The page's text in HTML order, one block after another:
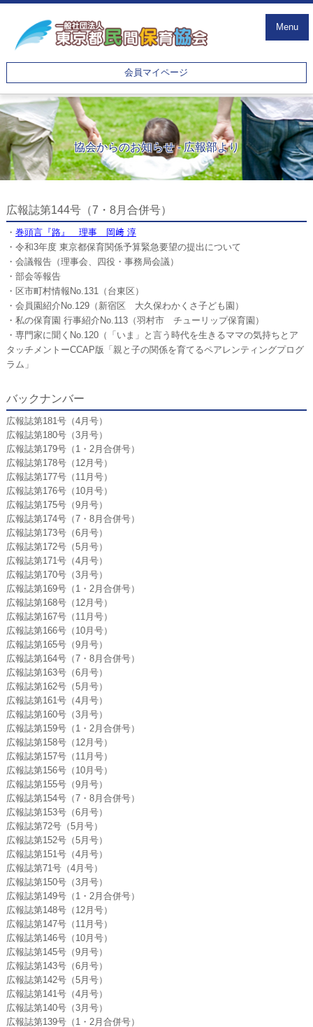
会員マイページ
Menu
協会からのお知らせ - 広報部より
広報誌第144号（7・8月合併号）
・ 巻頭言『路』 理事 岡﨑 淳
・令和3年度 東京都保育関係予算緊急要望の提出について
・会議報告（理事会、四役・事務局会議）
・部会等報告
・区市町村情報No.131（台東区）
・会員園紹介No.129（新宿区 大久保わかくさ子ども園）
・私の保育園 行事紹介No.113（羽村市 チューリップ保育園）
・専門家に聞くNo.120（「いま」と言う時代を生きるママの気持ちとア
タッチメントーCCAP版「親と子の関係を育てるペアレンティングプログ
ラム」
バックナンバー
広報誌第181号（4月号）
広報誌第180号（3月号）
広報誌第179号（1・2月合併号）
広報誌第178号（12月号）
広報誌第177号（11月号）
広報誌第176号（10月号）
広報誌第175号（9月号）
広報誌第174号（7・8月合併号）
広報誌第173号（6月号）
広報誌第172号（5月号）
広報誌第171号（4月号）
広報誌第170号（3月号）
広報誌第169号（1・2月合併号）
広報誌第168号（12月号）
広報誌第167号（11月号）
広報誌第166号（10月号）
広報誌第165号（9月号）
広報誌第164号（7・8月合併号）
広報誌第163号（6月号）
広報誌第162号（5月号）
広報誌第161号（4月号）
広報誌第160号（3月号）
広報誌第159号（1・2月合併号）
広報誌第158号（12月号）
広報誌第157号（11月号）
広報誌第156号（10月号）
広報誌第155号（9月号）
広報誌第154号（7・8月合併号）
広報誌第153号（6月号）
広報誌第72号（5月号）
広報誌第152号（5月号）
広報誌第151号（4月号）
広報誌第71号（4月号）
広報誌第150号（3月号）
広報誌第149号（1・2月合併号）
広報誌第148号（12月号）
広報誌第147号（11月号）
広報誌第146号（10月号）
広報誌第145号（9月号）
広報誌第143号（6月号）
広報誌第142号（5月号）
広報誌第141号（4月号）
広報誌第140号（3月号）
広報誌第139号（1・2月合併号）